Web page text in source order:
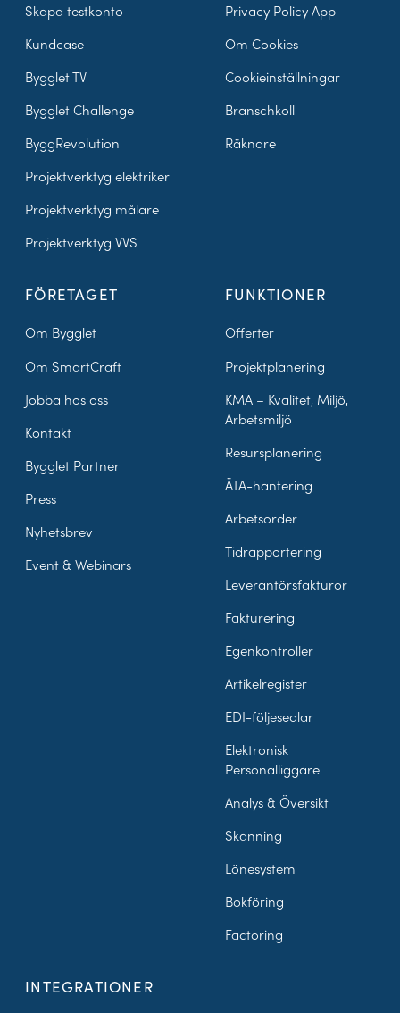
Skapa testkonto
Kundcase
Bygglet TV
Bygglet Challenge
ByggRevolution
Projektverktyg elektriker
Projektverktyg målare
Projektverktyg VVS
Privacy Policy App
Om Cookies
Cookieinställningar
Branschkoll
Räknare
FÖRETAGET
Om Bygglet
Om SmartCraft
Jobba hos oss
Kontakt
Bygglet Partner
Press
Nyhetsbrev
Event & Webinars
FUNKTIONER
Offerter
Projektplanering
KMA – Kvalitet, Miljö,
Arbetsmiljö
Resursplanering
ÄTA-hantering
Arbetsorder
Tidrapportering
Leverantörsfakturor
Fakturering
Egenkontroller
Artikelregister
EDI-följesedlar
Elektronisk
Personalliggare
Analys & Översikt
Skanning
Lönesystem
Bokföring
Factoring
INTEGRATIONER